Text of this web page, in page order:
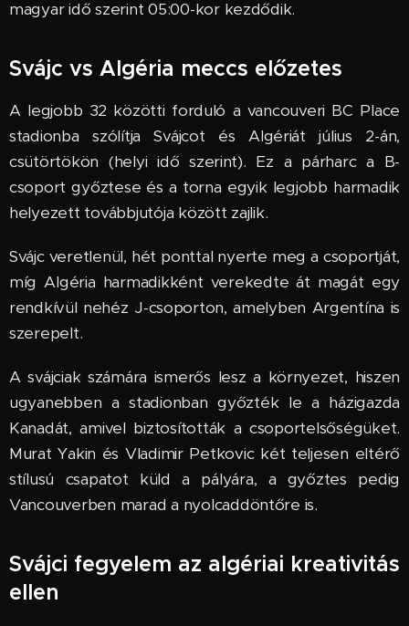
magyar idő szerint 05:00-kor kezdődik.
Svájc vs Algéria meccs előzetes
A legjobb 32 közötti forduló a vancouveri BC Place
stadionba szólítja Svájcot és Algériát július 2-án,
csütörtökön (helyi idő szerint). Ez a párharc a B-
csoport győztese és a torna egyik legjobb harmadik
helyezett továbbjutója között zajlik.
Svájc veretlenül, hét ponttal nyerte meg a csoportját,
míg Algéria harmadikként verekedte át magát egy
rendkívül nehéz J-csoporton, amelyben Argentína is
szerepelt.
A svájciak számára ismerős lesz a környezet, hiszen
ugyanebben a stadionban győzték le a házigazda
Kanadát, amivel biztosították a csoportelsőségüket.
Murat Yakin és Vladimir Petkovic két teljesen eltérő
stílusú csapatot küld a pályára, a győztes pedig
Vancouverben marad a nyolcaddöntőre is.
Svájci fegyelem az algériai kreativitás
ellen